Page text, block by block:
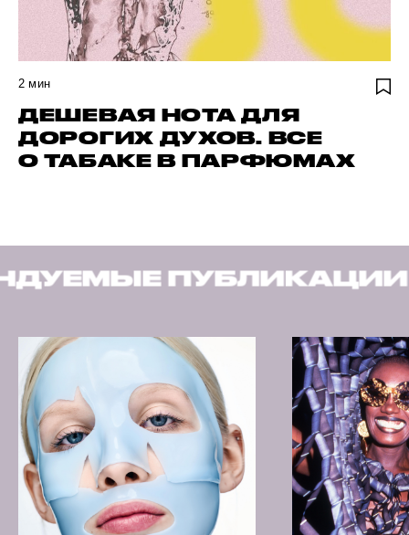
2 мин
ДЕШЕВАЯ НОТА ДЛЯ
ДОРОГИХ ДУХОВ. ВСЕ
О ТАБАКЕ В ПАРФЮМАХ